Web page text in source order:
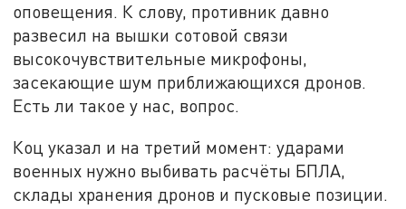
оповещения. К слову, противник давно
развесил на вышки сотовой связи
высокочувствительные микрофоны,
засекающие шум приближающихся дронов.
Есть ли такое у нас, вопрос.
Коц указал и на третий момент: ударами
военных нужно выбивать расчёты БПЛА,
склады хранения дронов и пусковые позиции.